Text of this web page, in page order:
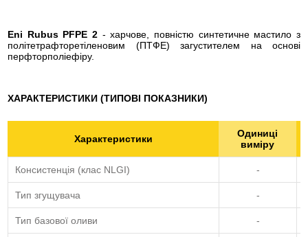
Eni Rubus PFPE 2 - харчове, повністю синтетичне мастило з
політетрафторетіленовим (ПТФЕ) загустителем на основі
перфторполіефіру.
ХАРАКТЕРИСТИКИ (ТИПОВІ ПОКАЗНИКИ)
Характеристики
Одиниці
виміру
Консистенція (клас NLGI) -
Тип згущувача -
Тип базової оливи -